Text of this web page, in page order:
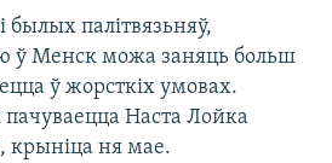
палітвязьняў,
ў Менск можа заняць больш
ў жорсткіх умовах.
пачуваецца Наста Лойка
крыніца ня мае.